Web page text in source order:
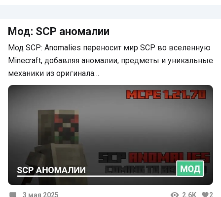
Мод: SCP аномалии
Мод SCP: Anomalies переносит мир SCP во вселенную
Minecraft, добавляя аномалии, предметы и уникальные
механики из оригинала…
3 мая 2025 2.6K 2